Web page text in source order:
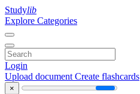
Studylib
Explore Categories
Login
Upload document Create flashcards
×